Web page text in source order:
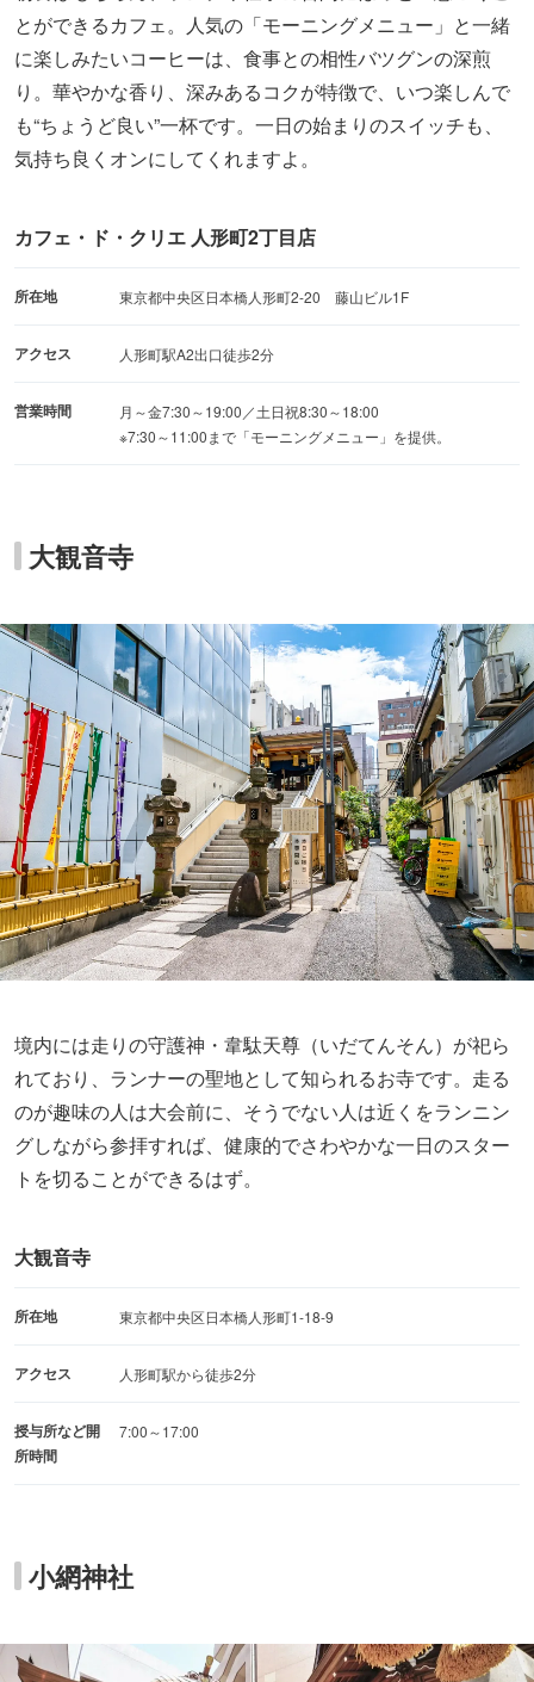
とができるカフェ。人気の「モーニングメニュー」と一緒
に楽しみたいコーヒーは、食事との相性バツグンの深煎
り。華やかな香り、深みあるコクが特徴で、いつ楽しんで
も“ちょうど良い”一杯です。一日の始まりのスイッチも、
気持ち良くオンにしてくれますよ。
カフェ・ド・クリエ 人形町2丁目店
所在地 東京都中央区日本橋人形町2-20 藤山ビル1F
アクセス 人形町駅A2出口徒歩2分
営業時間
月～金7:30～19:00／土日祝8:30～18:00
※7:30～11:00まで「モーニングメニュー」を提供。
大観音寺
境内には走りの守護神・韋駄天尊（いだてんそん）が祀ら
れており、ランナーの聖地として知られるお寺です。走る
のが趣味の人は大会前に、そうでない人は近くをランニン
グしながら参拝すれば、健康的でさわやかな一日のスター
トを切ることができるはず。
大観音寺
所在地 東京都中央区日本橋人形町1-18-9
アクセス 人形町駅から徒歩2分
授与所など開
所時間
7:00～17:00
小網神社